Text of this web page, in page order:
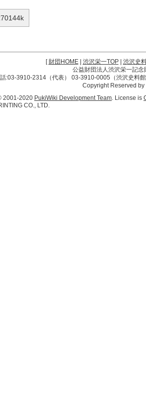
[財団HOME| 渋沢栄一TOP| 渋沢史
公益財団法人渋沢栄一記
:03-3910-2314（代表） 03-3910-0005（渋沢史料
Copyright Reserved
2001-2020 PukiWiki Development Team. License is
CO., LTD.